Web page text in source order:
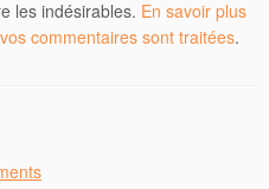
les indésirables. En savoir plus
commentaires sont traitées.